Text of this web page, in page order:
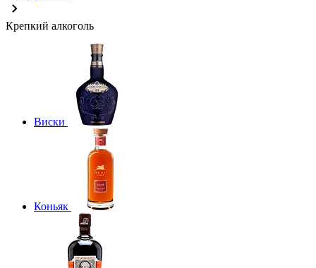
Крепкий алкоголь
Виски
Коньяк